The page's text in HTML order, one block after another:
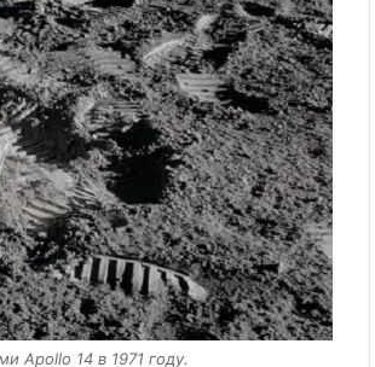
Apollo 14 в 1971 году.